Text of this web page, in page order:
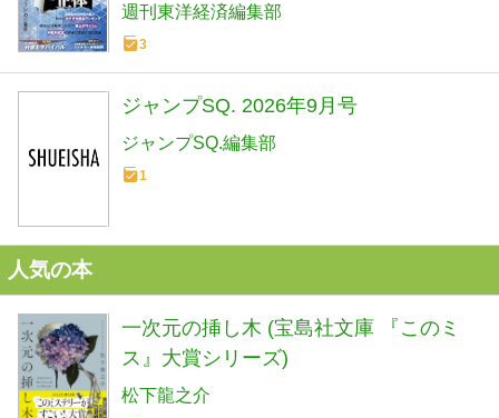
週刊東洋経済編集部
3
ジャンプSQ. 2026年9月号
ジャンプSQ.編集部
1
人気の本
一次元の挿し木 (宝島社文庫 『このミ
ス』大賞シリーズ)
松下龍之介